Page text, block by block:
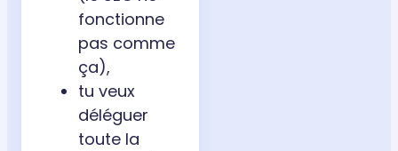
fonctionne
pas comme
ça),
tu veux
déléguer
toute la